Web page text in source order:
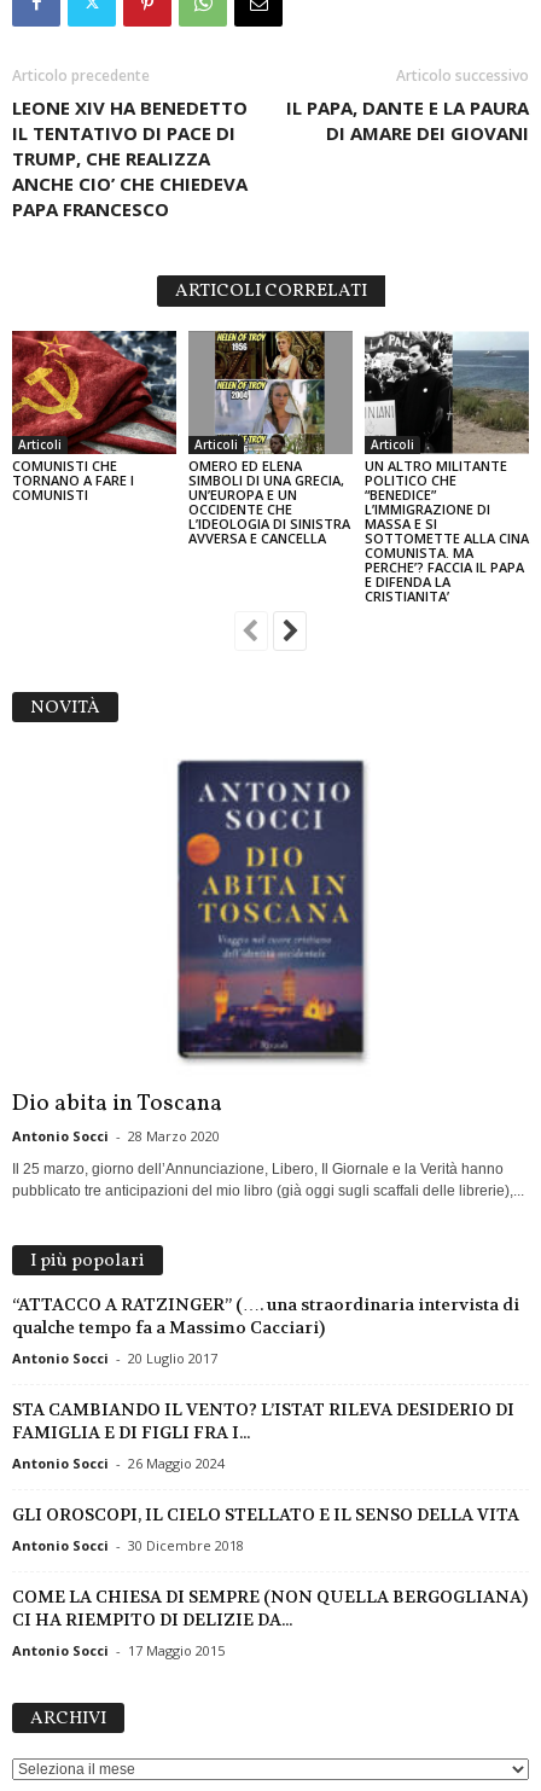
Articolo precedente
LEONE XIV HA BENEDETTO
IL TENTATIVO DI PACE DI
TRUMP, CHE REALIZZA
ANCHE CIO’ CHE CHIEDEVA
PAPA FRANCESCO
Articolo successivo
IL PAPA, DANTE E LA PAURA
DI AMARE DEI GIOVANI
ARTICOLI CORRELATI
Articoli
COMUNISTI CHE
TORNANO A FARE I
COMUNISTI
Articoli
OMERO ED ELENA
SIMBOLI DI UNA GRECIA,
UN’EUROPA E UN
OCCIDENTE CHE
L’IDEOLOGIA DI SINISTRA
AVVERSA E CANCELLA
Articoli
UN ALTRO MILITANTE
POLITICO CHE
“BENEDICE”
L’IMMIGRAZIONE DI
MASSA E SI
SOTTOMETTE ALLA CINA
COMUNISTA. MA
PERCHE’? FACCIA IL PAPA
E DIFENDA LA
CRISTIANITA’
NOVITÀ
Dio abita in Toscana
Antonio Socci - 28 Marzo 2020
Il 25 marzo, giorno dell’Annunciazione, Libero, Il Giornale e la Verità hanno
pubblicato tre anticipazioni del mio libro (già oggi sugli scaffali delle librerie),...
I più popolari
“ATTACCO A RATZINGER” (…. una straordinaria intervista di
qualche tempo fa a Massimo Cacciari)
Antonio Socci - 20 Luglio 2017
STA CAMBIANDO IL VENTO? L’ISTAT RILEVA DESIDERIO DI
FAMIGLIA E DI FIGLI FRA I...
Antonio Socci - 26 Maggio 2024
GLI OROSCOPI, IL CIELO STELLATO E IL SENSO DELLA VITA
Antonio Socci - 30 Dicembre 2018
COME LA CHIESA DI SEMPRE (NON QUELLA BERGOGLIANA)
CI HA RIEMPITO DI DELIZIE DA...
Antonio Socci - 17 Maggio 2015
ARCHIVI